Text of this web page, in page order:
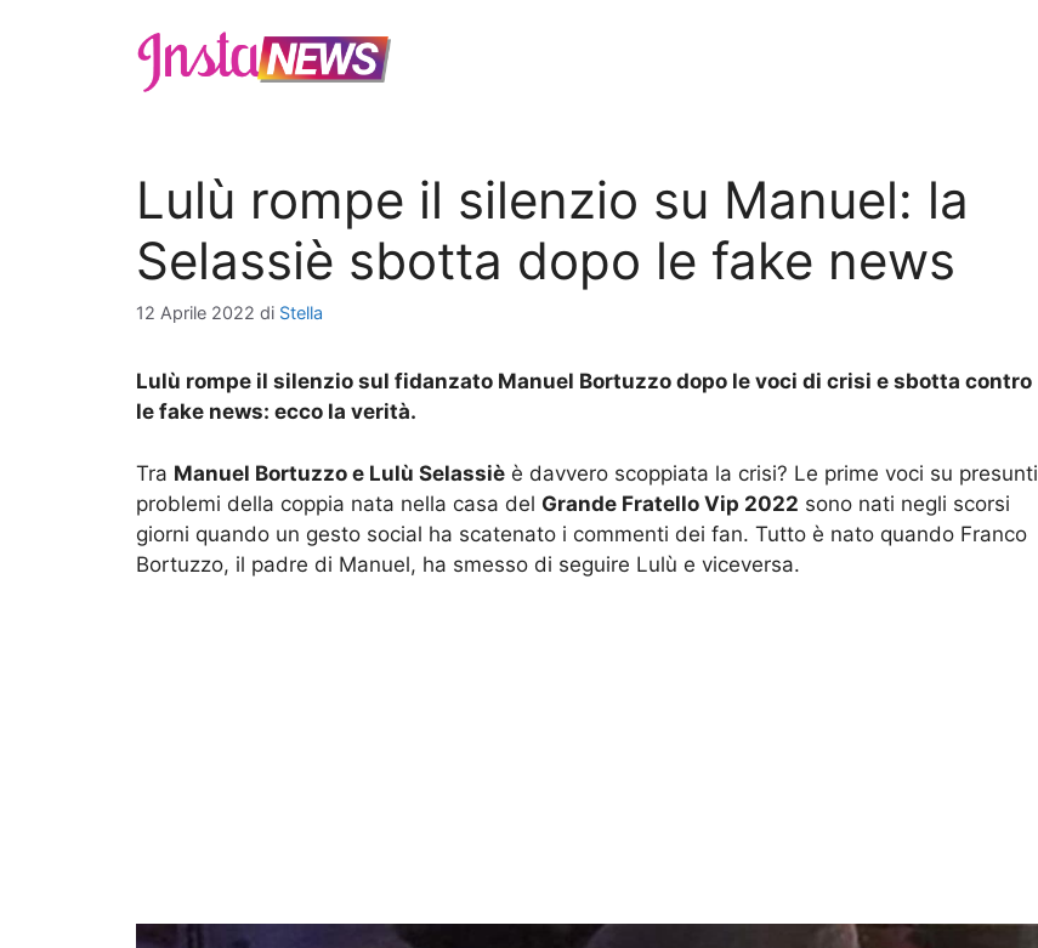
Lulù rompe il silenzio su Manuel: la
Selassiè sbotta dopo le fake news
12 Aprile 2022 di Stella
Lulù rompe il silenzio sul fidanzato Manuel Bortuzzo dopo le voci di crisi e sbotta contro
le fake news: ecco la verità.
Tra Manuel Bortuzzo e Lulù Selassiè è davvero scoppiata la crisi? Le prime voci su presunti
problemi della coppia nata nella casa del Grande Fratello Vip 2022 sono nati negli scorsi
giorni quando un gesto social ha scatenato i commenti dei fan. Tutto è nato quando Franco
Bortuzzo, il padre di Manuel, ha smesso di seguire Lulù e viceversa.